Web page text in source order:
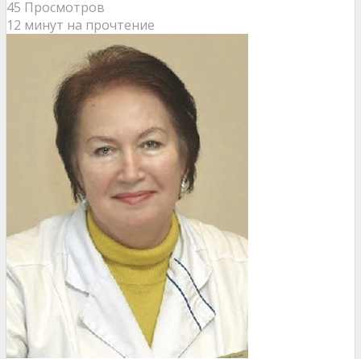
45 Просмотров
12 минут на прочтение